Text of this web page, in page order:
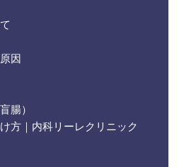
因
腸）
方｜内科リーレクリニック